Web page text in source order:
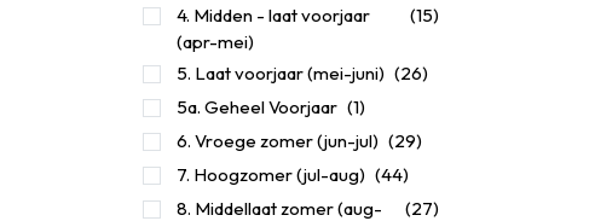
​4. Midden - laat voorjaar
(apr-mei)
(15)
5. Laat voorjaar (mei-juni) (26)
5a. Geheel Voorjaar (1)
6. Vroege zomer (jun-jul) (29)
7. Hoogzomer (jul-aug) (44)
8. Middellaat zomer (aug-
(27)